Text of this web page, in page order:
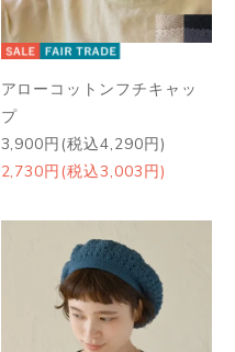
アローコットンフチキャッ
プ
3,900円(税込4,290円)
2,730円(税込3,003円)